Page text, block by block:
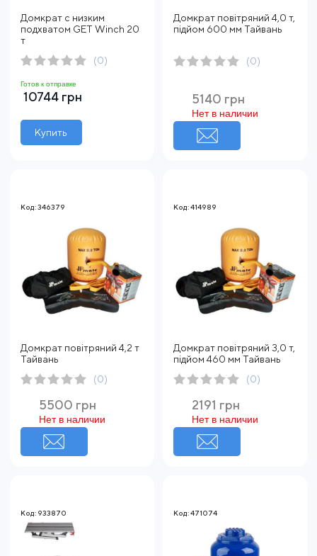
Домкрат с низким
подхватом GET Winch 20
т
(0)
Готов к отправке
10744 грн
Купить
Домкрат повітряний 4,0 т,
підйом 600 мм Тайвань
(0)
5140 грн
Нет в наличии
Код: 346379
Домкрат повітряний 4,2 т
Тайвань
(0)
5500 грн
Нет в наличии
Код: 414989
Домкрат повітряний 3,0 т,
підйом 460 мм Тайвань
(0)
2191 грн
Нет в наличии
Код: 933870 Код: 471074